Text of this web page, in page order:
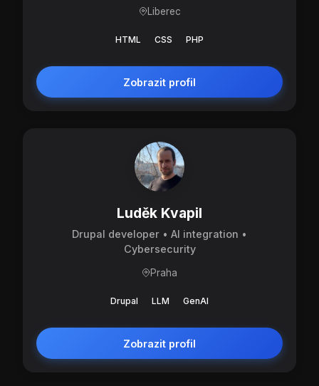
Liberec
HTML CSS PHP
Zobrazit profil
Luděk Kvapil
Drupal developer • AI integration •
Cybersecurity
Praha
Drupal LLM GenAI
Zobrazit profil